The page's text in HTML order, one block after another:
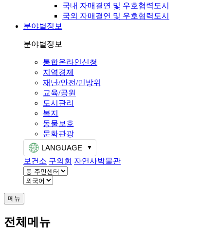
국내 자매결연 및 우호협력도시
국외 자매결연 및 우호협력도시
분야별정보
분야별정보
통합온라인신청
지역경제
재난/안전/민방위
교육/공원
도시관리
복지
동물보호
문화관광
LANGUAGE
보건소 구의회 자연사박물관
메뉴
전체메뉴